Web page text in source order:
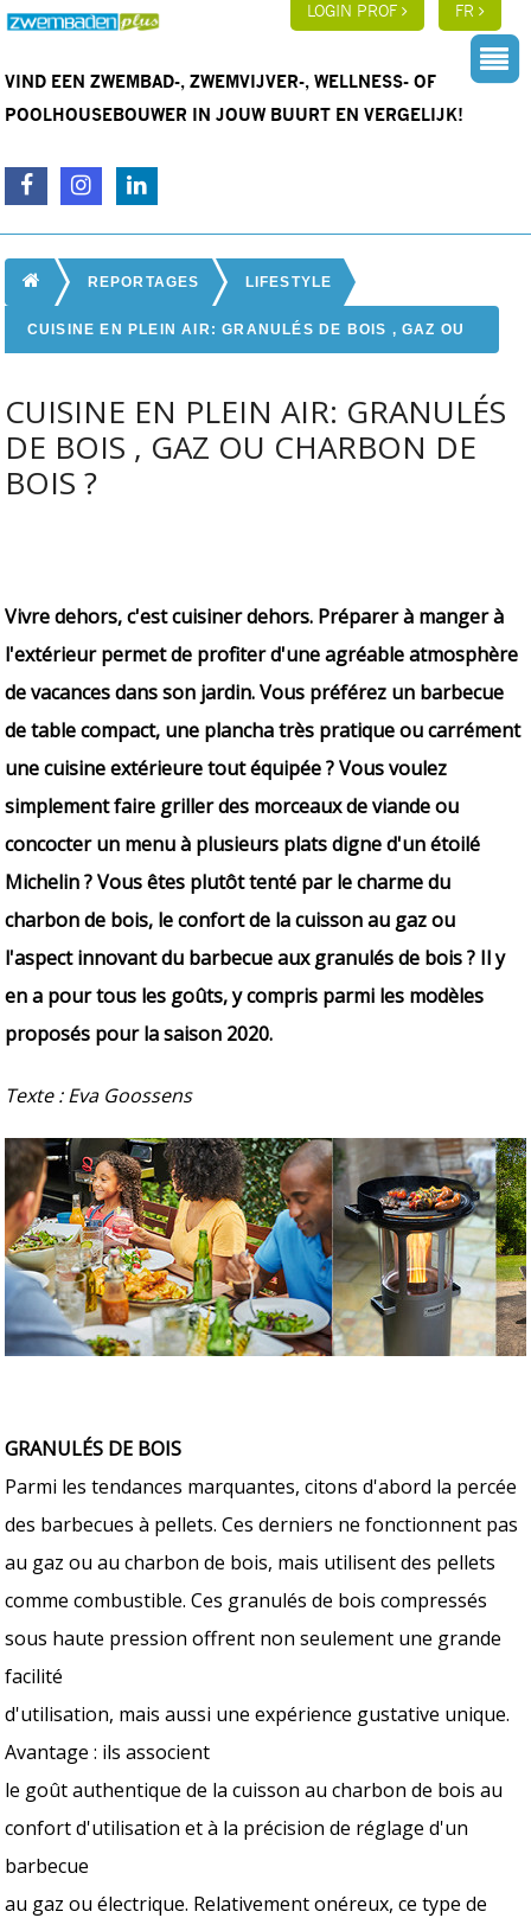
LOGIN PROF FR
VIND EEN ZWEMBAD-, ZWEMVIJVER-, WELLNESS- OF
POOLHOUSEBOUWER IN JOUW BUURT EN VERGELIJK!
REPORTAGES LIFESTYLE
CUISINE EN PLEIN AIR: GRANULÉS DE BOIS , GAZ OU
CUISINE EN PLEIN AIR: GRANULÉS
DE BOIS , GAZ OU CHARBON DE
BOIS ?
Vivre dehors, c'est cuisiner dehors. Préparer à manger à
l'extérieur permet de profiter d'une agréable atmosphère
de vacances dans son jardin. Vous préférez un barbecue
de table compact, une plancha très pratique ou carrément
une cuisine extérieure tout équipée ? Vous voulez
simplement faire griller des morceaux de viande ou
concocter un menu à plusieurs plats digne d'un étoilé
Michelin ? Vous êtes plutôt tenté par le charme du
charbon de bois, le confort de la cuisson au gaz ou
l'aspect innovant du barbecue aux granulés de bois ? Il y
en a pour tous les goûts, y compris parmi les modèles
proposés pour la saison 2020.
Texte : Eva Goossens
GRANULÉS DE BOIS
Parmi les tendances marquantes, citons d'abord la percée
des barbecues à pellets. Ces derniers ne fonctionnent pas
au gaz ou au charbon de bois, mais utilisent des pellets
comme combustible. Ces granulés de bois compressés
sous haute pression offrent non seulement une grande
facilité
d'utilisation, mais aussi une expérience gustative unique.
Avantage : ils associent
le goût authentique de la cuisson au charbon de bois au
confort d'utilisation et à la précision de réglage d'un
barbecue
au gaz ou électrique. Relativement onéreux, ce type de